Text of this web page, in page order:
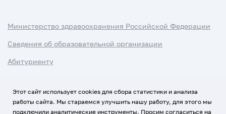
Министерство здравоохранения Российской Федерации
Сведения об образовательной организации
Абитуриенту
Этот сайт использует cookies для сбора статистики и анализа
работы сайта. Мы стараемся улучшить нашу работу, для этого мы
подключили аналитические инструменты. Просим согласиться на